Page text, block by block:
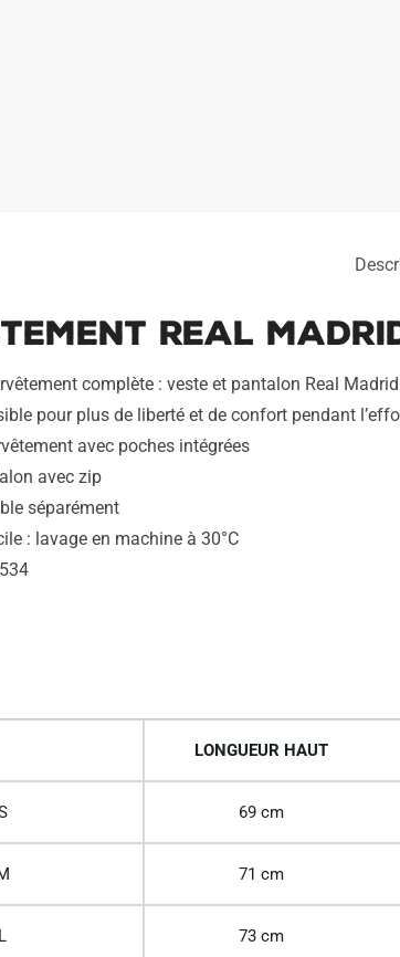
Real
complète : veste et pantalon Real Madrid
pour plus de liberté et de confort pendant
avec poches intégrées
avec zip
séparément
: lavage en machine à 30°C
LONGUEUR HAUT
69 cm
71 cm
L 73 cm